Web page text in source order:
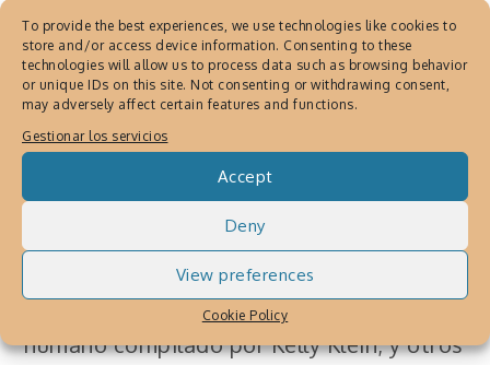
To provide the best experiences, we use technologies like cookies to
store and/or access device information. Consenting to these
technologies will allow us to process data such as browsing behavior
or unique IDs on this site. Not consenting or withdrawing consent,
may adversely affect certain features and functions.
Gestionar los servicios
Accept
Deny
View preferences
Cookie Policy
directores utilizando la cámara de los
hermanos franceses que dieron vida al
cine.
Entre otros temas, en fotografia, hay
volúmenes de la Boston School,
fotografía japonesa de todo tipo de
persuasiones, «Underworld
desde el siglo pasado sobre el cuerpo
humano compilado por Kelly Klein, y otros